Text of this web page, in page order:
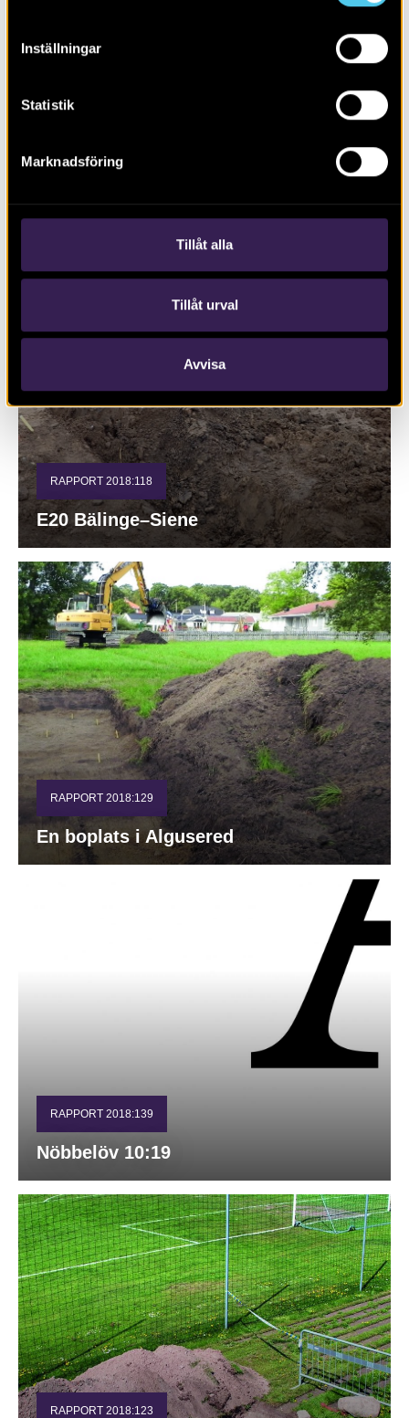
Inställningar
Statistik
Marknadsföring
Tillåt alla
Tillåt urval
Avvisa
RAPPORT 2018:115
Vägplan för sträckan Rälla–Algutsrum
RAPPORT 2018:118
E20 Bälinge–Siene
RAPPORT 2018:129
En boplats i Algusered
RAPPORT 2018:139
Nöbbelöv 10:19
RAPPORT 2018:123